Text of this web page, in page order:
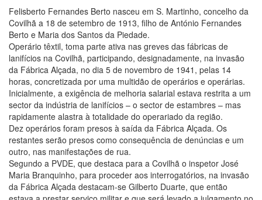
Felisberto Fernandes Berto nasceu em S. Martinho, concelho da
Covilhã a 18 de setembro de 1913, filho de António Fernandes
Berto e Maria dos Santos da Piedade.
Operário têxtil, toma parte ativa nas greves das fábricas de
lanifícios na Covilhã, participando, designadamente, na invasão
da Fábrica Alçada, no dia 5 de novembro de 1941, pelas 14
horas, concretizada por uma multidão de operários e operárias.
Inicialmente, a exigência de melhoria salarial estava restrita a um
sector da indústria de lanifícios – o sector de estambres – mas
rapidamente alastra à totalidade do operariado da região.
Dez operários foram presos à saída da Fábrica Alçada. Os
restantes serão presos como consequência de denúncias e um
outro, nas manifestações de rua.
Segundo a PVDE, que destaca para a Covilhã o inspetor José
Maria Branquinho, para proceder aos interrogatórios, na invasão
da Fábrica Alçada destacam-se Gilberto Duarte, que então